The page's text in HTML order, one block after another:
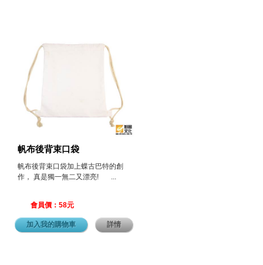
帆布後背束口袋
帆布後背束口袋加上蝶古巴特的創
作， 真是獨一無二又漂亮! ...
會員價：58元
加入我的購物車 詳情